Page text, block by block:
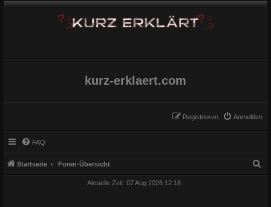
kurz-erklaert.com
Anmelden
Registrieren
FAQ
Startseite Foren-Übersicht
Aktuelle Zeit: 07 Aug 2026 12:18